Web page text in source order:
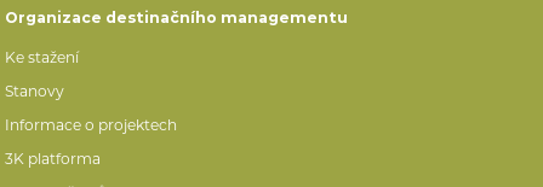
Organizace destinačního managementu
Ke stažení
Stanovy
Informace o projektech
3K platforma